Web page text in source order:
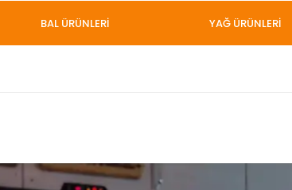
BAL ÜRÜNLERİ YAĞ ÜRÜNLERİ